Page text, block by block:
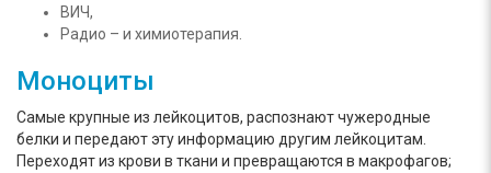
ВИЧ,
Радио – и химиотерапия.
Моноциты
Самые крупные из лейкоцитов, распознают чужеродные
белки и передают эту информацию другим лейкоцитам.
Переходят из крови в ткани и превращаются в макрофагов;